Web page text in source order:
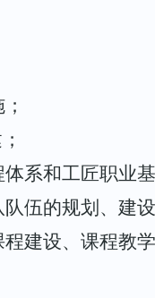
体系和工匠职业
伍的规划、建
建设、课程教